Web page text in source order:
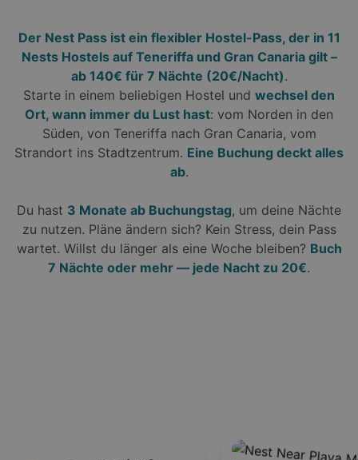
Der Nest Pass ist ein flexibler Hostel-Pass, der in 11
Nests Hostels auf Teneriffa und Gran Canaria gilt –
ab 140€ für 7 Nächte (20€/Nacht).
Starte in einem beliebigen Hostel und wechsel den
Ort, wann immer du Lust hast: vom Norden in den
Süden, von Teneriffa nach Gran Canaria, vom
Strandort ins Stadtzentrum. Eine Buchung deckt alles
ab.
Du hast 3 Monate ab Buchungstag, um deine Nächte
zu nutzen. Pläne ändern sich? Kein Stress, dein Pass
wartet. Willst du länger als eine Woche bleiben? Buch
7 Nächte oder mehr — jede Nacht zu 20€.